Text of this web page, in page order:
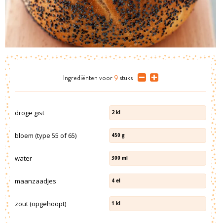
Ingrediënten voor 9 stuks
droge gist 2 kl
bloem (type 55 of 65) 450 g
water 300 ml
maanzaadjes 4 el
zout (opgehoopt) 1 kl